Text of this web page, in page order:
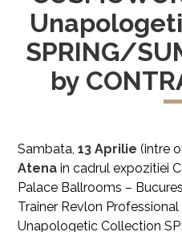
SPRING/
by
Sambata, 13 Aprilie (intre
Atena in cadrul expozitiei
Palace Ballrooms –
Trainer Revlon
Unapologetic Collection